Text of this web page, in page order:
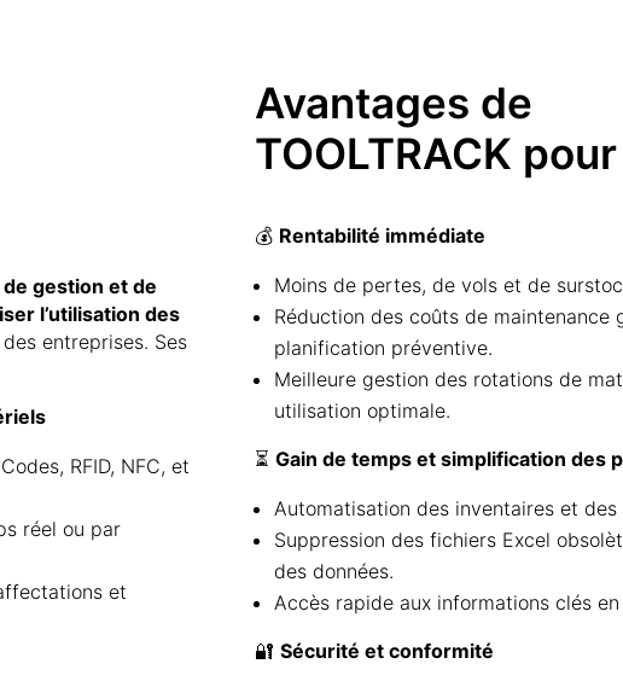
gestion et de
l’utilisation des
entreprises. Ses
RFID, NFC, et
réel ou par
et
Avantages de
TOOLTRACK
💰 Rentabilité immédiate
Moins de pertes, de vols et de
Réduction des coûts de maintenance
planification préventive.
Meilleure gestion des rotations de
utilisation optimale.
⏳ Gain de temps et simplification des
Automatisation des inventaires et des
Suppression des fichiers Excel
des données.
Accès rapide aux informations clés
🔐 Sécurité et conformité